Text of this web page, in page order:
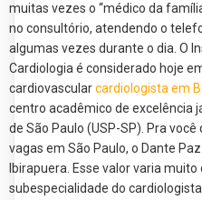
muitas vezes o “médico da
no consultório, atendendo o
algumas vezes durante o dia. O
Cardiologia é considerado hoje
cardiovascularcardiologista em
centro acadêmico de excelência
de São Paulo (USP-SP). Pra
vagas em São Paulo, o Dante
Ibirapuera. Esse valor varia
subespecialidade do